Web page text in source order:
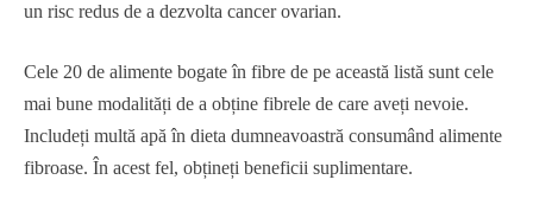
un risc redus de a dezvolta cancer ovarian.
Cele 20 de alimente bogate în fibre de pe această listă sunt cele
mai bune modalități de a obține fibrele de care aveți nevoie.
Includeți multă apă în dieta dumneavoastră consumând alimente
fibroase. În acest fel, obțineți beneficii suplimentare.